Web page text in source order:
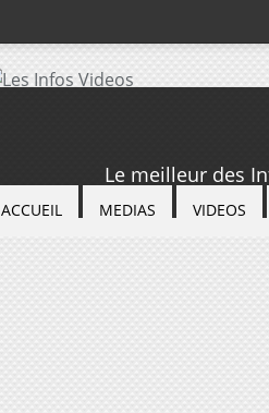
Le meilleur des
ACCUEIL MEDIAS VIDEOS